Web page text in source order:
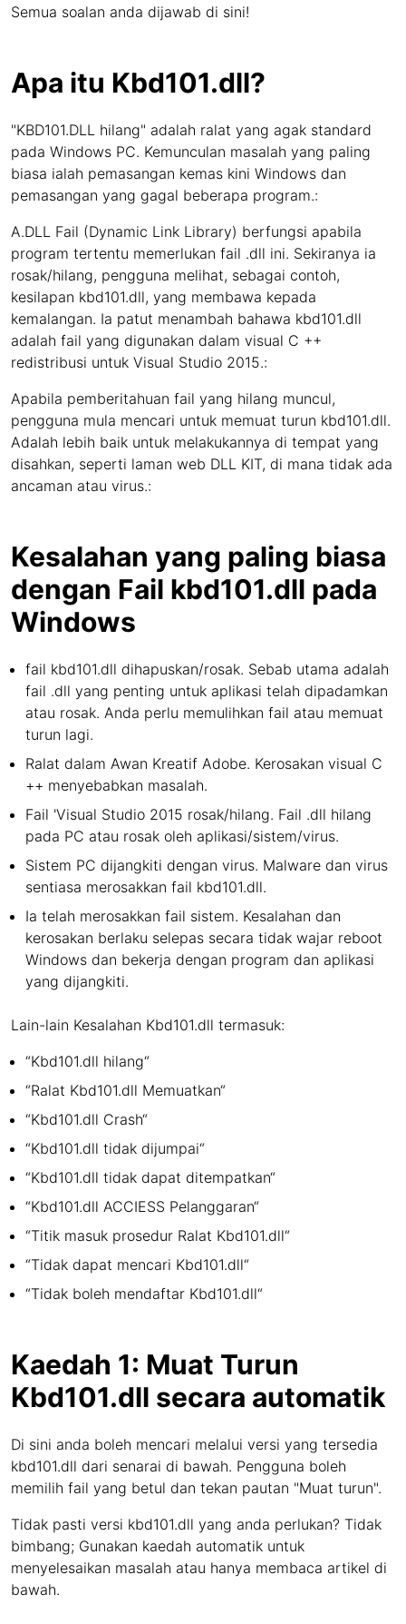
Semua soalan anda dijawab di sini!
Apa itu Kbd101.dll?
"KBD101.DLL hilang" adalah ralat yang agak standard
pada Windows PC. Kemunculan masalah yang paling
biasa ialah pemasangan kemas kini Windows dan
pemasangan yang gagal beberapa program.:
A.DLL Fail (Dynamic Link Library) berfungsi apabila
program tertentu memerlukan fail .dll ini. Sekiranya ia
rosak/hilang, pengguna melihat, sebagai contoh,
kesilapan kbd101.dll, yang membawa kepada
kemalangan. Ia patut menambah bahawa kbd101.dll
adalah fail yang digunakan dalam visual C ++
redistribusi untuk Visual Studio 2015.:
Apabila pemberitahuan fail yang hilang muncul,
pengguna mula mencari untuk memuat turun kbd101.dll.
Adalah lebih baik untuk melakukannya di tempat yang
disahkan, seperti laman web DLL KIT, di mana tidak ada
ancaman atau virus.:
Kesalahan yang paling biasa
dengan Fail kbd101.dll pada
Windows
fail kbd101.dll dihapuskan/rosak. Sebab utama adalah
fail .dll yang penting untuk aplikasi telah dipadamkan
atau rosak. Anda perlu memulihkan fail atau memuat
turun lagi.
Ralat dalam Awan Kreatif Adobe. Kerosakan visual C
++ menyebabkan masalah.
Fail 'Visual Studio 2015 rosak/hilang. Fail .dll hilang
pada PC atau rosak oleh aplikasi/sistem/virus.
Sistem PC dijangkiti dengan virus. Malware dan virus
sentiasa merosakkan fail kbd101.dll.
Ia telah merosakkan fail sistem. Kesalahan dan
kerosakan berlaku selepas secara tidak wajar reboot
Windows dan bekerja dengan program dan aplikasi
yang dijangkiti.
Lain-lain Kesalahan Kbd101.dll termasuk:
“Kbd101.dll hilang“
“Ralat Kbd101.dll Memuatkan“
“Kbd101.dll Crash“
“Kbd101.dll tidak dijumpai“
“Kbd101.dll tidak dapat ditempatkan“
“Kbd101.dll ACCIESS Pelanggaran“
“Titik masuk prosedur Ralat Kbd101.dll“
“Tidak dapat mencari Kbd101.dll“
“Tidak boleh mendaftar Kbd101.dll“
Kaedah 1: Muat Turun
Kbd101.dll secara automatik
Di sini anda boleh mencari melalui versi yang tersedia
kbd101.dll dari senarai di bawah. Pengguna boleh
memilih fail yang betul dan tekan pautan "Muat turun".
Tidak pasti versi kbd101.dll yang anda perlukan? Tidak
bimbang; Gunakan kaedah automatik untuk
menyelesaikan masalah atau hanya membaca artikel di
bawah.